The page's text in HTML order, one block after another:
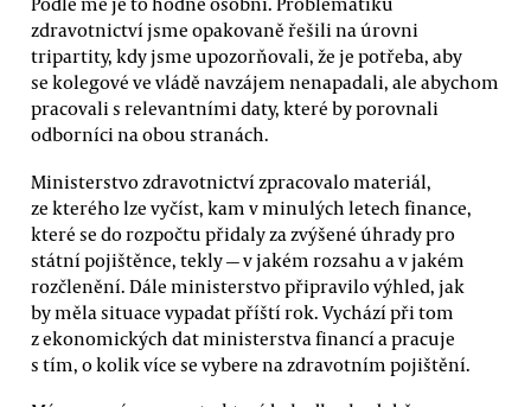
zdravotnictví jsme opakovaně řešili na úrovni
tripartity, kdy jsme upozorňovali, že je potřeba, aby
se kolegové ve vládě navzájem nenapadali, ale abychom
pracovali s relevantními daty, které by porovnali
odborníci na obou stranách.
Ministerstvo zdravotnictví zpracovalo materiál,
ze kterého lze vyčíst, kam v minulých letech finance,
které se do rozpočtu přidaly za zvýšené úhrady pro
státní pojištěnce, tekly — v jakém rozsahu a v jakém
rozčlenění. Dále ministerstvo připravilo výhled, jak
by měla situace vypadat příští rok. Vychází při tom
z ekonomických dat ministerstva financí a pracuje
s tím, o kolik více se vybere na zdravotním pojištění.